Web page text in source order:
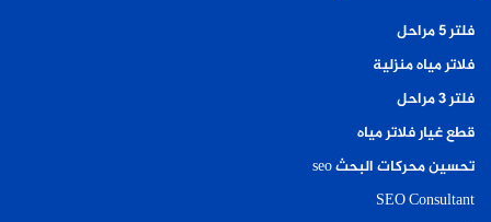
فلتر ٥ مراحل
فلاتر مياه منزلية
فلتر ٣ مراحل
قطع غيار فلاتر مياه
تحسين محركات البحث seo
SEO Consultant